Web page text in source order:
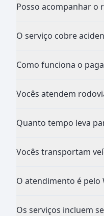
Posso acompanhar o
O serviço cobre
Como funciona o
Vocês atendem
Quanto tempo leva
Vocês transportam
O atendimento é pelo
Os serviços incluem